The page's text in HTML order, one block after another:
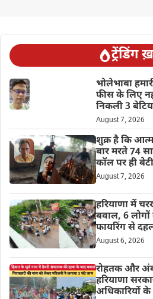
ट्रेंडिंग
भोलेभाबा
फीस के लिए
निकली 3
August 7, 2026
शुक्र है कि
बार मरते 74
कॉल पर ही
August 7, 2026
हरियाणा में
बवाल, 6 लोगों
फायरिंग से
August 6, 2026
रोहतक और
हरियाणा
अधिकारियों